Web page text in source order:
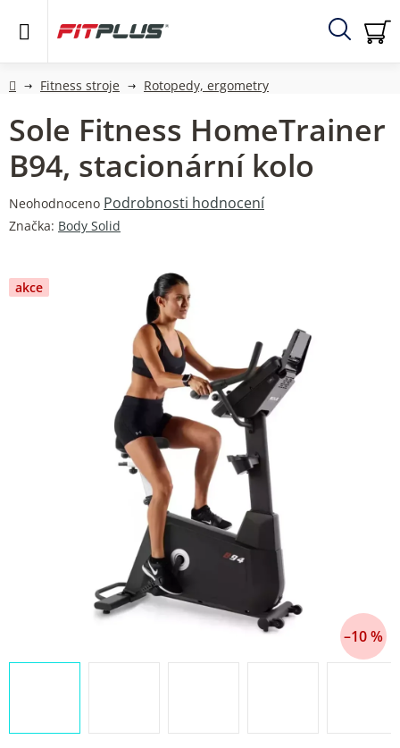
Hledat
DomůFitness stroje Rotopedy, ergometry
Sole Fitness HomeTrainer
B94, stacionární kolo
Průměrné
hodnocení
0,0
z
Neohodnoceno Podrobnosti hodnocení
Značka: Body Solid
akce
–10 %